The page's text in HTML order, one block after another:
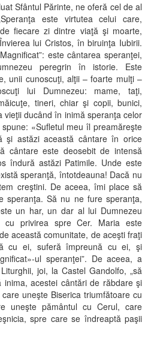
Sfântul Părinte, ne oferă cel de al
este virtutea celui care,
fiecare zi dintre viaţă şi moarte,
lui Cristos, în biruinţa Iubirii.
este cântarea speranţei,
peregrin în istorie. Este
unii cunoscuţi, alţii – foarte mulţi –
lui Dumnezeu: mame, taţi,
tineri, chiar şi copii, bunici,
ducând în inimă speranţa celor
«Sufletul meu îl preamăreşte
şi astăzi această cântare în orice
cântare este deosebit de intensă
îndură astăzi Patimile. Unde este
speranţă, întotdeauna! Dacă nu
creştini. De aceea, îmi place să
speranţa. Să nu ne fure speranţa,
un har, un dar al lui Dumnezeu
privirea spre Cer. Maria este
această comunitate, de aceşti fraţi
cu ei, suferă împreună cu ei, şi
ul speranţei”. De aceea, a
joi, la Castel Gandolfo, „să
acestei cântări de răbdare şi
uneşte Biserica triumfătoare cu
uneşte pământul cu Cerul, care
spre care se îndreaptă paşii